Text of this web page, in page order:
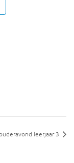
leerjaar 3